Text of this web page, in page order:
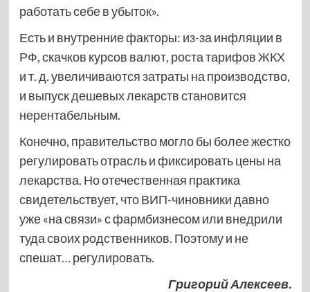
работать себе в убыток».
Есть и внутренние факторы: из-за инфляции в
РФ, скачков курсов валют, роста тарифов ЖКХ
и т. д. увеличиваются затраты на производство,
и выпуск дешевых лекарств становится
нерентабельным.
Конечно, правительство могло бы более жестко
регулировать отрасль и фиксировать цены на
лекарства. Но отечественная практика
свидетельствует, что ВИП-чиновники давно
уже «на связи» с фармбизнесом или внедрили
туда своих родственников. Поэтому и не
спешат… регулировать.
Григорий Алексеев.